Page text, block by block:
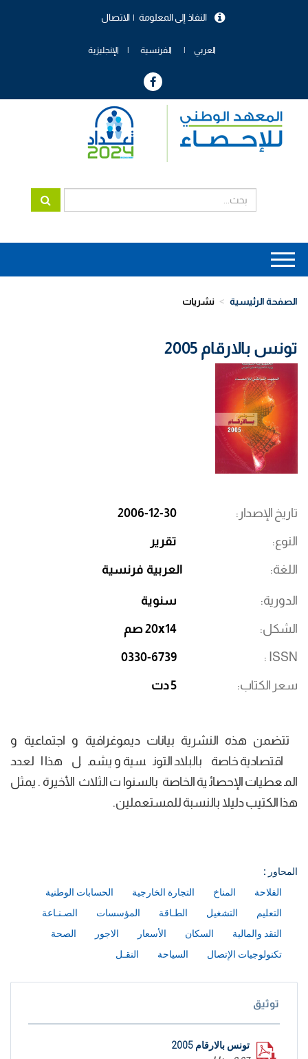
الاتصال النفاذ إلى المعلومة
العربي الفرنسية الإنجليزية
Main
navigation
الصفحة الرئيسية نشريات
تونس بالارقام 2005
تاريخ الإصدار 2006-12-30
النوع تقرير
اللغة العربية فرنسية
الدورية سنوية
الشكل 20x14 صم
ISSN
0330-6739
سعر الكتاب 5 دت
تتضمن هذه النشرية بيانات ديموغرافية و اجتماعية و
اقتصادية خاصة بالبلاد التونسية و يشمل هذا العدد
المعطيات الإحصائية الخاصة بالسنوات الثلاث الأخيرة. يمثل
هذا الكتيب دليلا بالنسبة للمستعملين.
المحاور :
الفلاحة
المناخ التجارة الخارجية
الحسابات الوطنية
التعليم
التشغيل الطـاقة المؤسسات
الصـنـاعة
النقد والمالية
السكان الأسعار الاجور
الصحة
تكنولوجيات الإتصال
السياحة النقـل
توثيق
تونس بالارقام 2005